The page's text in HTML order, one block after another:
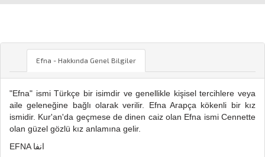
Efna - Hakkında Genel Bilgiler
"Efna" ismi Türkçe bir isimdir ve genellikle kişisel tercihlere veya
aile geleneğine bağlı olarak verilir. Efna Arapça kökenli bir kız
ismidir. Kur'an'da geçmese de dinen caiz olan Efna ismi Cennette
olan güzel gözlü kız anlamına gelir.
EFNA انفا